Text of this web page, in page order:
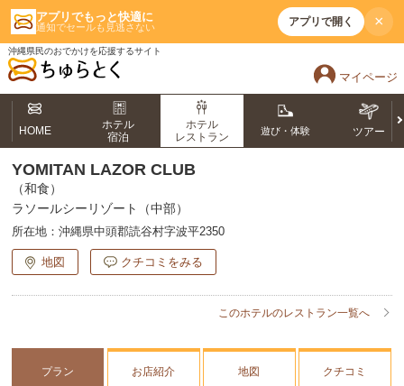
アプリでもっと快適に
通知でセールも見逃さない アプリで開く ×
沖縄県民のおでかけを応援するサイト
マイページ
HOME
ホテル
宿泊
ホテル
レストラン
遊び・体験 ツアー
YOMITAN LAZOR CLUB
（和食）
ラソールシーリゾート（中部）
所在地： 沖縄県中頭郡読谷村字波平2350
地図 クチコミをみる
このホテルのレストラン一覧へ
プラン お店紹介 地図 クチコミ